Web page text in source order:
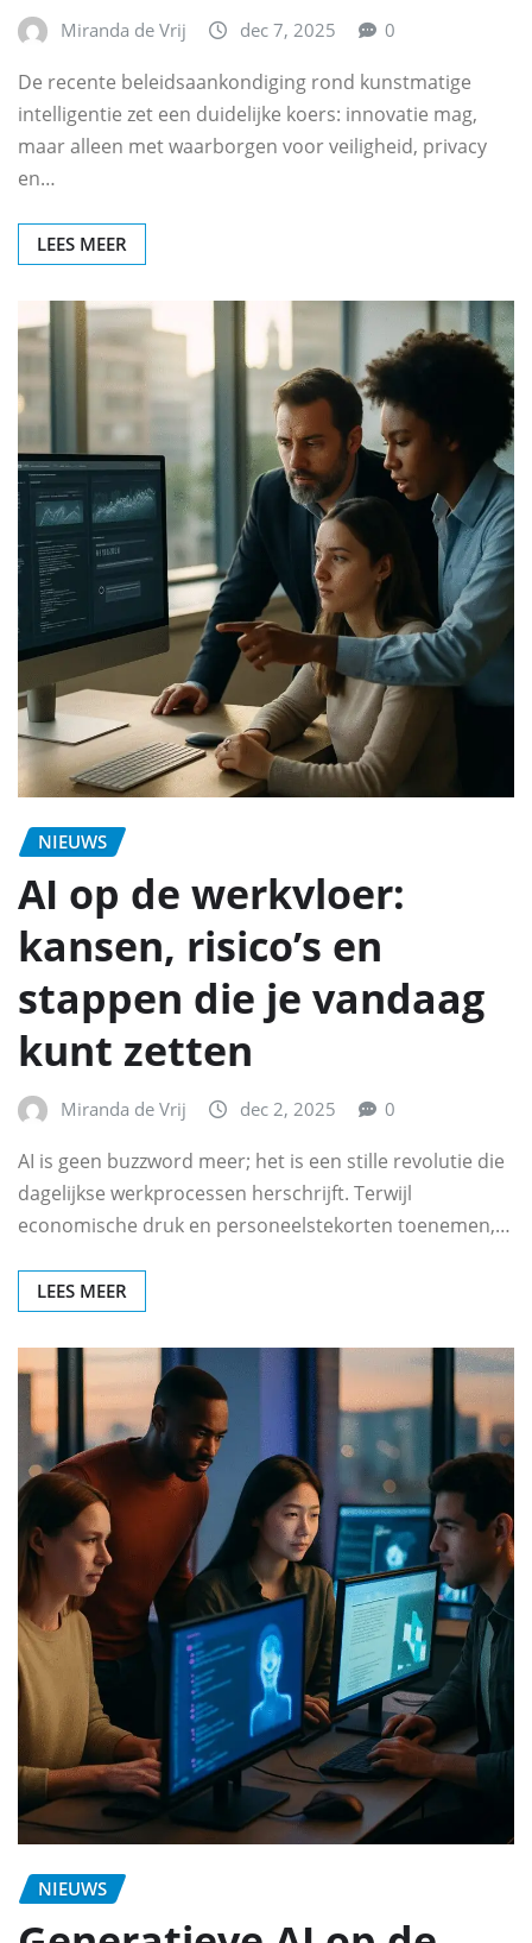
Miranda de Vrij dec 7, 2025 0
De recente beleidsaankondiging rond kunstmatige
intelligentie zet een duidelijke koers: innovatie mag,
maar alleen met waarborgen voor veiligheid, privacy
en…
LEES MEER
NIEUWS
AI op de werkvloer:
kansen, risico’s en
stappen die je vandaag
kunt zetten
Miranda de Vrij dec 2, 2025 0
AI is geen buzzword meer; het is een stille revolutie die
dagelijkse werkprocessen herschrijft. Terwijl
economische druk en personeelstekorten toenemen,…
LEES MEER
NIEUWS